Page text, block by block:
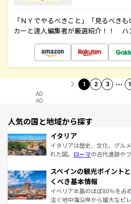
「ＮＹでやるべきこと」「見るべき
カーと達人編集者が厳選紹介！！ ハ
1 2 3 …
AD
AD
人気の国と地域から探す
イタリア
イタリアは歴史、文化、グル
れた国。 ローマの古代遺跡や
ろん、トスカーナの美しい田
景など、自然景観も見逃せな
ピザやパスタなど、絶品のイ
できる。朝目覚めてから夜眠
スペインの観光ポイント
くべき基本情報
イベリア半島のほぼ80％を占
注ぐ地中海沿岸から雄大なピ